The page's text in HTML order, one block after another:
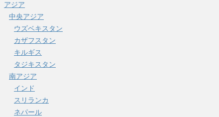
アジア
中央アジア
ウズベキスタン
カザフスタン
キルギス
タジキスタン
南アジア
インド
スリランカ
ネパール